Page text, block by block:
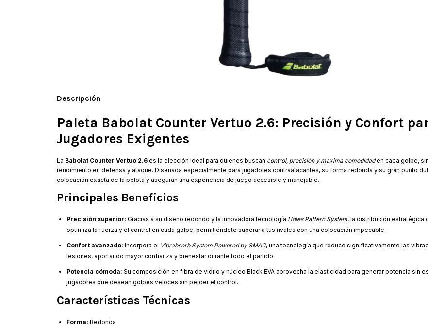
Descripción
Paleta Babolat Counter Vertuo 2.6: Precisión y Confort
Jugadores Exigentes
La Babolat Counter Vertuo 2.6 es la elección ideal para quienes buscan control, precisión y máxima comodidaden cada golpe,
rendimiento en defensa y ataque. Diseñada especialmente para jugadores contraatacantes, su forma redonda y su gran punto
colocación exacta de la pelota y aseguran una experiencia de juego accesible y manejable.
Principales Beneficios
Precisión superior: Gracias a su diseño redondo y la innovadora tecnología Holes Pattern System, la distribución estratégica
optimiza la fuerza y el control en cada golpe, permitiéndote superar a tus rivales con una colocación impecable.
Confort avanzado: Incorpora el Vibrabsorb System Powered by SMAC, una tecnología que reduce significativamente las
lesiones, aportando mayor confianza y bienestar durante todo el partido.
Potencia cómoda: Su composición en fibra de vidrio y núcleo Black EVA aprovecha la elasticidad para generar potencia sin
jugadores que desean golpes veloces sin perder el control.
Características Técnicas
Forma: Redonda